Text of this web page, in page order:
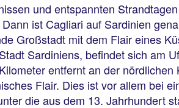
und entspannten
ist Cagliari auf Sardinien
Großstadt mit dem Flair eines
Sardiniens, befindet sich am
entfernt an der
Flair. Dies ist vor allem bei
die aus dem 13. Jahrhundert